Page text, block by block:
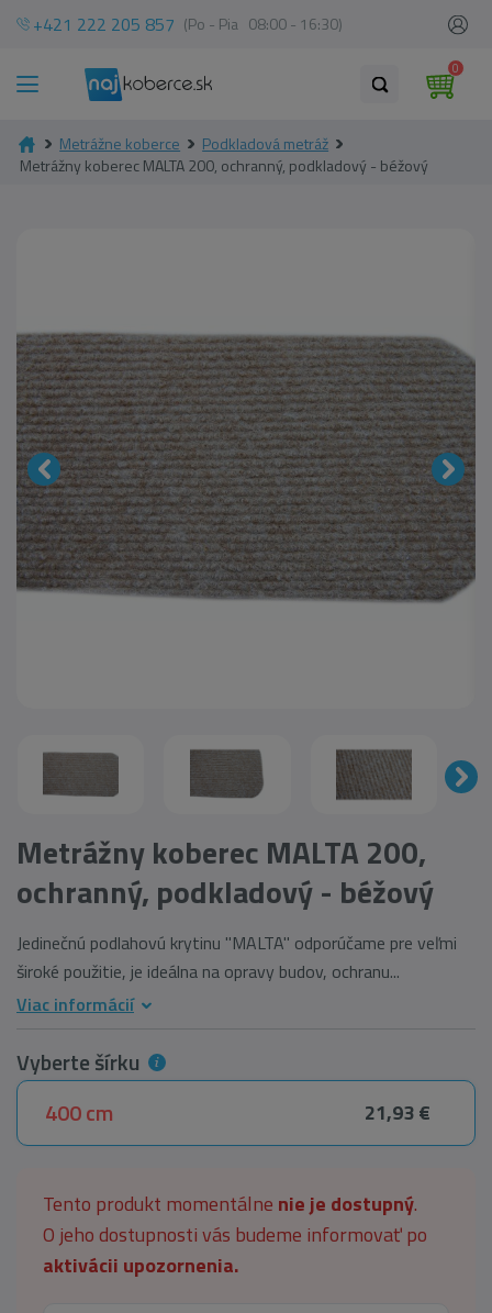
+421 222 205 857 (Po - Pia 08:00 - 16:30)
0
Metrážne koberce
Podkladová metráž
Metrážny koberec MALTA 200, ochranný, podkladový - béžový
Metrážny koberec MALTA 200,
ochranný, podkladový - béžový
Jedinečnú podlahovú krytinu "MALTA" odporúčame pre veľmi
široké použitie, je ideálna na opravy budov, ochranu...
Viac informácií
Vyberte šírku
400 cm
21,93 €
Tento produkt momentálne nie je dostupný.
O jeho dostupnosti vás budeme informovať po
aktivácii upozornenia.